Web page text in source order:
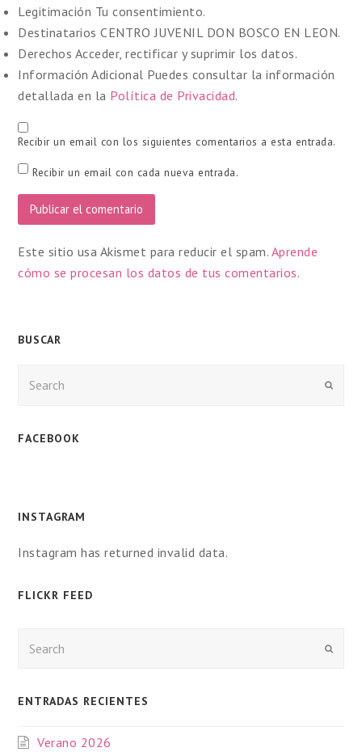
Legitimación Tu consentimiento.
Destinatarios CENTRO JUVENIL DON BOSCO EN LEON.
Derechos Acceder, rectificar y suprimir los datos.
Información Adicional Puedes consultar la información
detallada en la Política de Privacidad.
Recibir un email con los siguientes comentarios a esta entrada.
Recibir un email con cada nueva entrada.
Este sitio usa Akismet para reducir el spam. Aprende
cómo se procesan los datos de tus comentarios.
BUSCAR
Enviar
FACEBOOK
INSTAGRAM
Instagram has returned invalid data.
FLICKR FEED
Enviar
ENTRADAS RECIENTES
Verano 2026